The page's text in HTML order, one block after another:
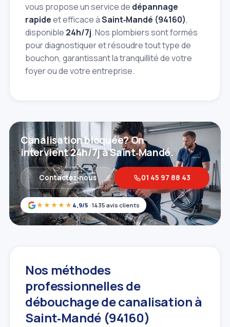
vous propose un service de dépannage
rapideet efficace àSaint‑Mandé (94160),
disponible 24h/7j. Nos plombiers sont formés
pour diagnostiquer et résoudre tout type de
bouchon, garantissant la tranquillité de votre
foyer ou de votre entreprise.
★★★★★ 4,9/5 · 1435 avis clients
Canalisation bloquée? On
intervient 24h/7j à Saint‑Mandé.
Contactez‑nous 01 45 97 88 43
Nos méthodes
professionnelles de
débouchage de canalisation à
Saint‑Mandé (94160)